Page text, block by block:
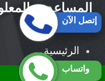
المساعدة
الرئيسية
من نحن
واتساب
إتصل الآن